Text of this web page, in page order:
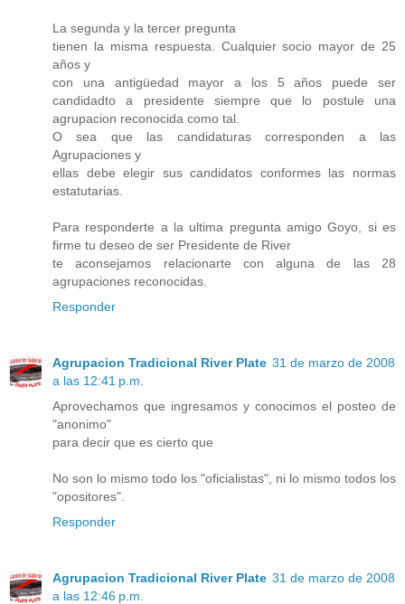
La segunda y la tercer pregunta
tienen la misma respuesta. Cualquier socio mayor de 25
años y
con una antigüedad mayor a los 5 años puede ser
candidadto a presidente siempre que lo postule una
agrupacion reconocida como tal.
O sea que las candidaturas corresponden a las
Agrupaciones y
ellas debe elegir sus candidatos conformes las normas
estatutarias.
Para responderte a la ultima pregunta amigo Goyo, si es
firme tu deseo de ser Presidente de River
te aconsejamos relacionarte con alguna de las 28
agrupaciones reconocidas.
Responder
Agrupacion Tradicional River Plate 31 de marzo de 2008
a las 12:41 p.m.
Aprovechamos que ingresamos y conocimos el posteo de
"anonimo"
para decir que es cierto que
No son lo mismo todo los "oficialistas", ni lo mismo todos los
"opositores".
Responder
Agrupacion Tradicional River Plate 31 de marzo de 2008
a las 12:46 p.m.